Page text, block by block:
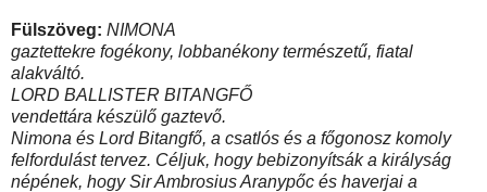
Fülszöveg: NIMONA
gaztettekre fogékony, lobbanékony természetű, fiatal
alakváltó.
LORD BALLISTER BITANGFŐ
vendettára készülő gaztevő.
Nimona és Lord Bitangfő, a csatlós és a főgonosz komoly
felfordulást tervez. Céljuk, hogy bebizonyítsák a királyság
népének, hogy Sir Ambrosius Aranypőc és haverjai a